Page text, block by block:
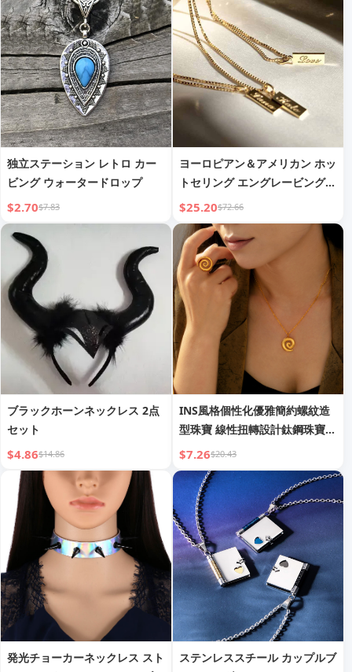
独立ステーション レトロ カー
ビング ウォータードロップ
$2.70$7.83
ヨーロピアン＆アメリカン ホッ
トセリング エングレービング
クレピカルチェーン レディース
ステンレススチール 英語レター
ネックレス カップル スタイル
チョーカー
$25.20$72.66
ブラックホーンネックレス 2点
セット
$4.86$14.86
INS風格個性化優雅簡約螺紋造
型珠寶 線性扭轉設計鈦鋼珠寶套
裝
$7.26$20.43
発光チョーカーネックレス スト
ステンレススチール カップルブ